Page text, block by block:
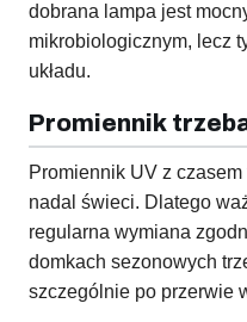
dobrana lampa jest
mikrobiologicznym, lecz
układu.
Promiennik
Promiennik UV z
nadal świeci. Dlatego
regularna wymiana
domkach sezonowych
szczególnie po przerwie